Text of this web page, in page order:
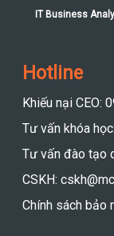
IT Business
Hotline
Khiếu nại CEO:
Tư vấn khóa
Tư vấn đào tạo
CSKH:
Chính sách bảo